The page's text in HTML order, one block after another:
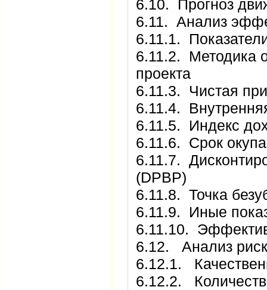
6.10. Прогноз
6.11. Анализ
6.11.1.
6.11.2. Методика
проекта
6.11.3. Чистая
6.11.4.
6.11.5. Индекс
6.11.6. Срок
6.11.7.
(DPBP)
6.11.8. Точка
6.11.9. Иные
6.11.10.
6.12. Анализ
6.12.1.
6.12.2.